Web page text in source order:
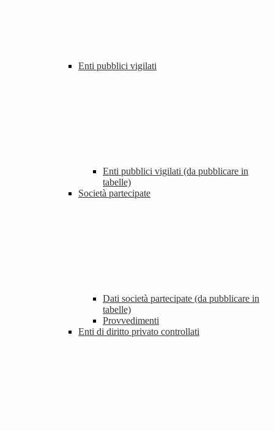
Enti pubblici vigilati
Enti pubblici vigilati (da pubblicare in
tabelle)
Società partecipate
Dati società partecipate (da pubblicare in
tabelle)
Provvedimenti
Enti di diritto privato controllati